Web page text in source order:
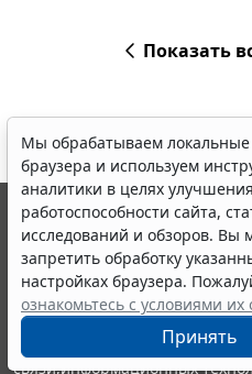
Показать
Мы обрабатываем
браузера и используем
аналитики в целях
работоспособности сайта,
исследований и обзоров. Вы
запретить обработку
настройках браузера.
ознакомьтесь с условиями их
Принять
© ООО "НПП "ГАРАНТ-СЕРВИС",
выпускается с 1990 года.
являются участниками
информации ГАРАНТ.
Портал ГАРАНТ.РУ
издания Федеральной
связи,информационных